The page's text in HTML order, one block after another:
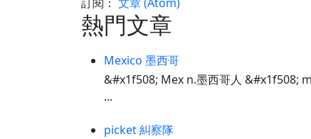
熱門文章
Mexico 墨西哥
&#x1f508; Mex n.墨西哥人 &#x1f508;
...
picket 糾察隊